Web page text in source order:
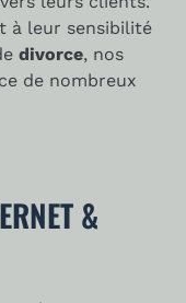
à leur sensibilité
divorce, nos
de nombreux
&